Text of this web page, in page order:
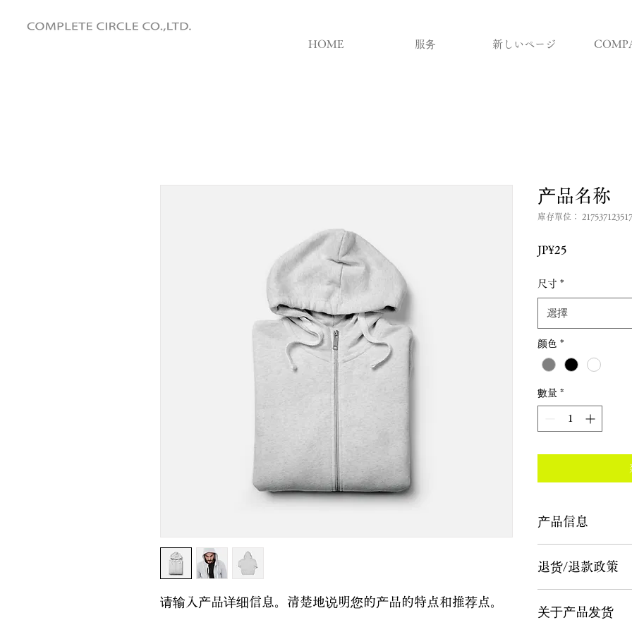
HOME 服务 新しいページ
请输入产品详细信息。清楚地说明您的产品的特点和推荐点。
产品名称
庫存單位：
JP¥25
尺寸 *
選擇
颜色 *
數量 *
产品信息
外，还要说明产品的
退货/退款政策
退货和退款政策及程
关于产品发货